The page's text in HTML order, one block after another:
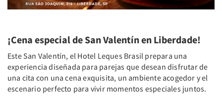
¡Cena especial de San Valentín en Liberdade!
Este San Valentín, el Hotel Leques Brasil prepara una
experiencia diseñada para parejas que desean disfrutar de
una cita con una cena exquisita, un ambiente acogedor y el
escenario perfecto para vivir momentos especiales juntos.